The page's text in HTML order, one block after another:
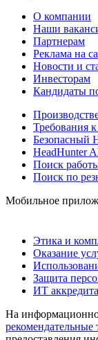
О компании
Наши
Партнерам
Реклама на
Новости и
Инвесторам
Кандидаты
Требования
Безопасный
HeadHunter
Поиск
Поиск по
Мобильное
Этика и
Оказание
Защита
ИТ
На
рекомендательные